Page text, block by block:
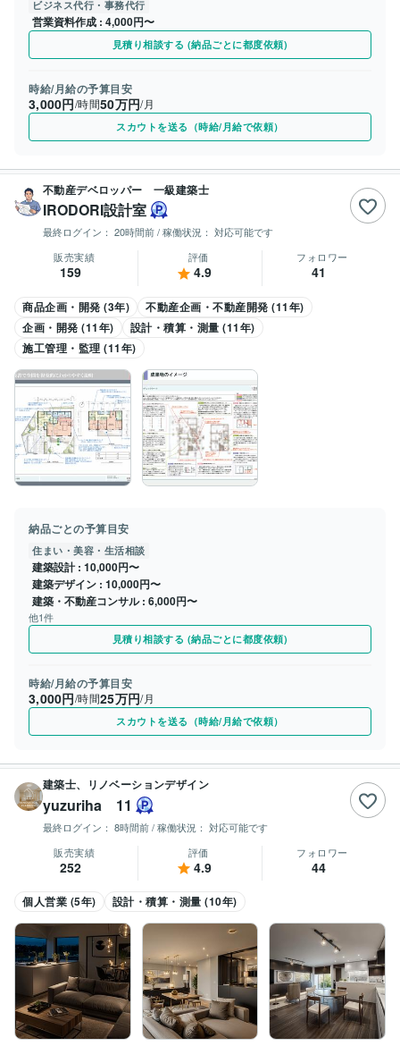
ビジネス代行・事務代行
営業資料作成 4,000円〜
見積り相談する (納品ごとに都度依頼)
時給/月給の予算目安
3,000円/時間50万円/月
スカウトを送る（時給/月給で依頼）
不動産デベロッパー 一級建築士
IRODORI設計室
最終ログイン： 20時間前/ 稼働状況： 対応可能です
販売実績
159
評価
4.9
フォロワー
41
商品企画・開発 (3年)
不動産企画・不動産開発 (11年)
企画・開発 (11年)
設計・積算・測量 (11年)
施工管理・監理 (11年)
納品ごとの予算目安
住まい・美容・生活相談
建築設計 10,000円〜
建築デザイン 10,000円〜
建築・不動産コンサル 6,000円〜
他1件
見積り相談する (納品ごとに都度依頼)
時給/月給の予算目安
3,000円/時間25万円/月
スカウトを送る（時給/月給で依頼）
建築士、リノベーションデザイン
yuzuriha 11
最終ログイン： 8時間前/ 稼働状況： 対応可能です
販売実績
252
評価
4.9
フォロワー
44
個人営業 (5年) 設計・積算・測量 (10年)